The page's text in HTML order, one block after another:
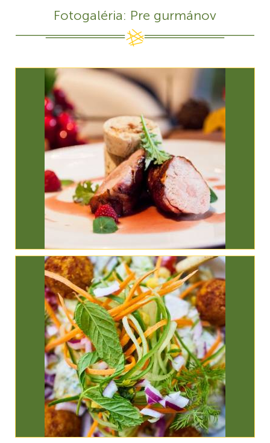
Fotogaléria: Pre gurmánov